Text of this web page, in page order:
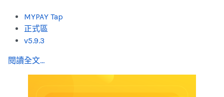
MYPAY Tap
正式區
v5.9.3
閱讀全文...